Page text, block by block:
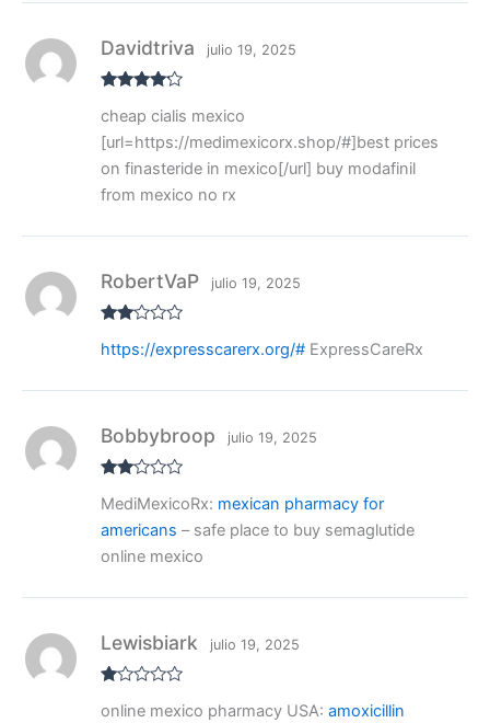
con4de
5
Davidtriva julio 19, 2025
cheap cialis mexico
[url=https://medimexicorx.shop/#]best prices
on finasteride in mexico[/url] buy modafinil
from mexico no rx
rado
5
RobertVaP julio 19, 2025
https://expresscarerx.org/#ExpressCareRx
rado
2de
5
Bobbybroop julio 19, 2025
MediMexicoRx: mexican pharmacy for
americans – safe place to buy semaglutide
online mexico
al
Lewisbiark julio 19, 2025
online mexico pharmacy USA: amoxicillin